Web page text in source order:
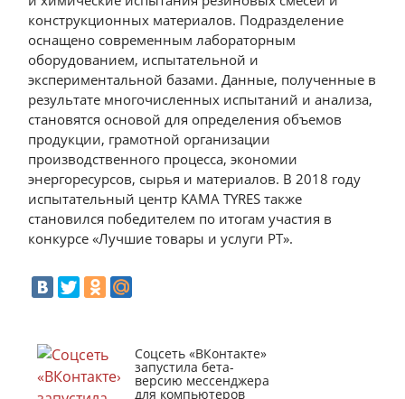
конструкционных материалов. Подразделение
оснащено современным лабораторным
оборудованием, испытательной и
экспериментальной базами. Данные, полученные в
результате многочисленных испытаний и анализа,
становятся основой для определения объемов
продукции, грамотной организации
производственного процесса, экономии
энергоресурсов, сырья и материалов. В 2018 году
испытательный центр KAMA TYRES также
становился победителем по итогам участия в
конкурсе «Лучшие товары и услуги РТ».
Соцсеть «ВКонтакте»
запустила бета-
версию мессенджера
для компьютеров